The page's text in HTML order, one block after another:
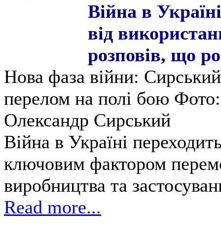
Війна в
від
розповів, що
Нова фаза війни:
перелом на полі бою
Олександр Сирський
Війна в Україні
ключовим фактором
виробництва та
Read more...